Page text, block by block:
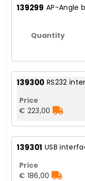
139299 AP-Angle
139300 RS232
€ 223,00
139301 USB
€ 186,00